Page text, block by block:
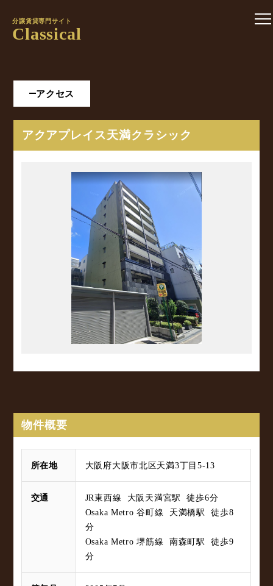
分譲賃貸専門サイト
Classical
アクセス
アクアプレイス天満クラシック
物件概要
所在地 大阪府大阪市北区天満3丁目5-13
交通
JR東西線 大阪天満宮駅 徒歩6分
Osaka Metro 谷町線 天満橋駅 徒歩8
分
Osaka Metro 堺筋線 南森町駅 徒歩9
分